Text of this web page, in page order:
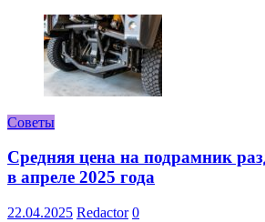
Советы
Средняя цена на подрамник
в апреле 2025 года
22.04.2025 Redactor 0